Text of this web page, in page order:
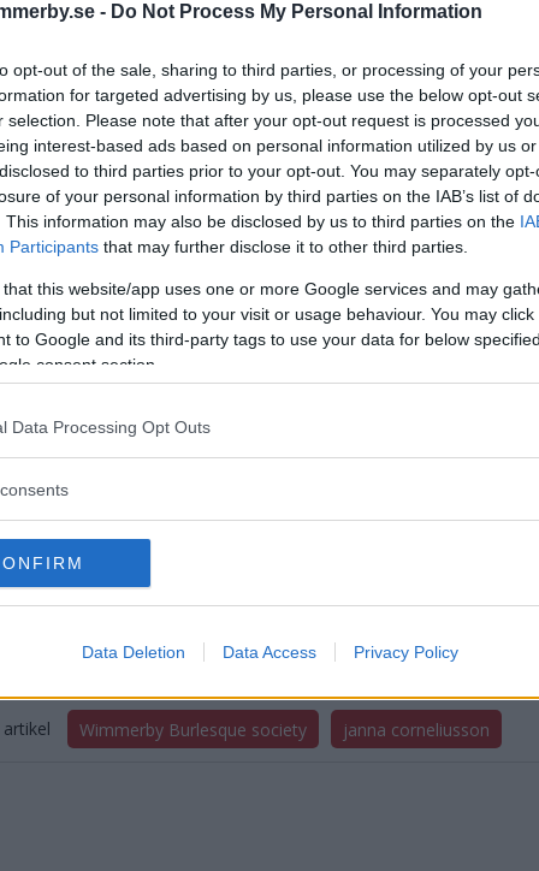
- Do Not Process My Personal Information
opt-out of the sale, sharing to third parties, or processing of your
for targeted advertising by us, please use the below opt-out
selection. Please note that after your opt-out request is processed
interest-based ads based on personal information utilized by us
to third parties prior to your opt-out. You may separately
of your personal information by third parties on the IAB’s list of
This information may also be disclosed by us to third parties on the
Participants that may further disclose it to other third parties.
this website/app uses one or more Google services and may
but not limited to your visit or usage behaviour. You may
to Google and its third-party tags to use your data for below
consent section.
Data Processing Opt Outs
Data Deletion Data Access Privacy Policy
föreningens egna medlemmar uppträder även den svenska
hit ganska många svenska burleskstjärnor sedan vi
kommer Lady Rivet hålla en workshop för
medlemmarna, och sedan uppträder även hon på kvällen.
kommer röda mattan att rullas ut på Storgatan utanför
hoppas på att även publiken väljer att klä upp sig.
fick man lite känslan av en New York under gound club när
och såg den röda mattan och dörrvakterna utanför
till en helt annan värld än den man förväntar sig i
ett begränsat antal biljetter till föreställningen. Anmälan görs
Johanna Karlsson
Wimmerby Burlesque society janna corneliusson